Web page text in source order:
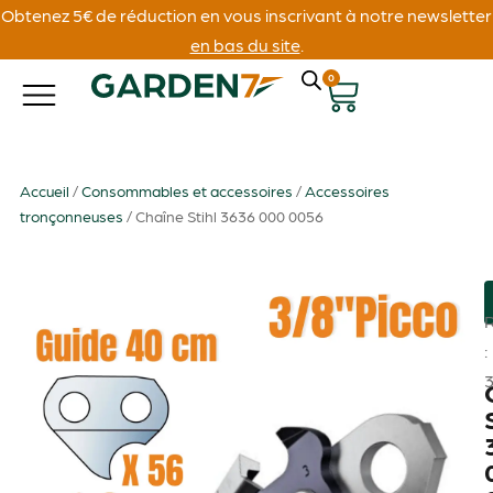
Obtenez 5€ de réduction en vous inscrivant à notre newsletter
en bas du site.
0
Accueil /Consommables et accessoires / Accessoires
tronçonneuses / Chaîne Stihl 3636 000 0056
: